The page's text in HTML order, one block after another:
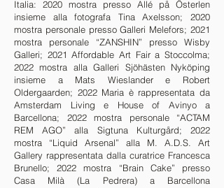
Italia: 2020 mostra presso Allé på Österlen
insieme alla fotografa Tina Axelsson; 2020
mostra personale presso Galleri Melefors; 2021
mostra personale “ZANSHIN” presso Wisby
Galleri; 2021 Affordable Art Fair a Stoccolma;
2022 mostra alla Galleri Sjöhästen Nyköping
insieme a Mats Wieslander e Robert
Oldergaarden; 2022 Maria è rappresentata da
Amsterdam Living e House of Avinyo a
Barcellona; 2022 mostra personale “ACTAM
REM AGO” alla Sigtuna Kulturgård; 2022
mostra “Liquid Arsenal” alla M. A.D.S. Art
Gallery rappresentata dalla curatrice Francesca
Brunello; 2022 mostra “Brain Cake” presso
Casa Milà (La Pedrera) a Barcellona